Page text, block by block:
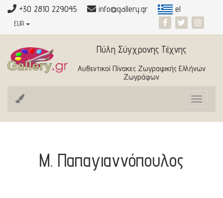
+30 2810 229045 info@gallery.gr el
EUR
Πύλη Σύγχρονης Τέχνης
Αυθεντικοί Πίνακες Ζωγραφικής Ελλήνων
Ζωγράφων
Toggle
Μ. Παπαγιαννόπουλος